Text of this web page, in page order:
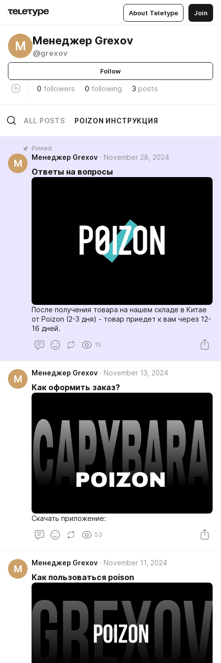
About Teletype Join
М Менеджер Grexov
@grexov
Follow
0 followers 0 following 3 posts
ALL POSTS POIZON ИНСТРУКЦИЯ
Pinned
М
Менеджер Grexov November 28, 2024
Ответы на вопросы
После получения товара на нашем складе в Китае
от Poizon (2-3 дня) - товар приедет к вам через 12-
16 дней.
15
М
Менеджер Grexov November 13, 2024
Как оформить заказ?
Скачать приложение:
53
М
Менеджер Grexov November 11, 2024
Как пользоваться poison